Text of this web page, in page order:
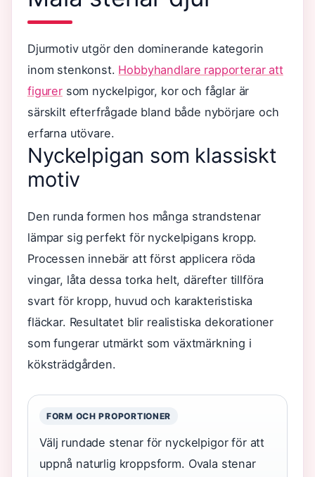
Djurmotiv utgör den dominerande kategorin
inom stenkonst. Hobbyhandlare rapporterar att
figurersom nyckelpigor, kor och fåglar är
särskilt efterfrågade bland både nybörjare och
erfarna utövare.
Nyckelpigan som klassiskt
motiv
Den runda formen hos många strandstenar
lämpar sig perfekt för nyckelpigans kropp.
Processen innebär att först applicera röda
vingar, låta dessa torka helt, därefter tillföra
svart för kropp, huvud och karakteristiska
fläckar. Resultatet blir realistiska dekorationer
som fungerar utmärkt som växtmärkning i
köksträdgården.
FORM OCH PROPORTIONER
Välj rundade stenar för nyckelpigor för att
uppnå naturlig kroppsform. Ovala stenar